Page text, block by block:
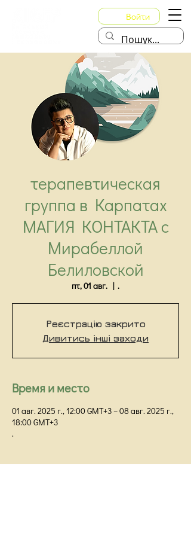
Войти
терапевтическая
группа в Карпатах
МАГИЯ КОНТАКТА с
Мирабеллой
Белиловской
пт, 01 авг.
  |
.
Реєстрацію закрито
Дивитись інші заходи
Время и место
01 авг. 2025 г., 12:00 GMT+3 – 08 авг. 2025 г.,
18:00 GMT+3
.